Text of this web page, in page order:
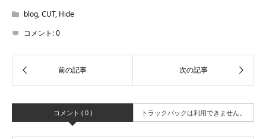
blog,CUT, Hide
コメント:0
コメント ( 0 ) トラックバックは利用できません。